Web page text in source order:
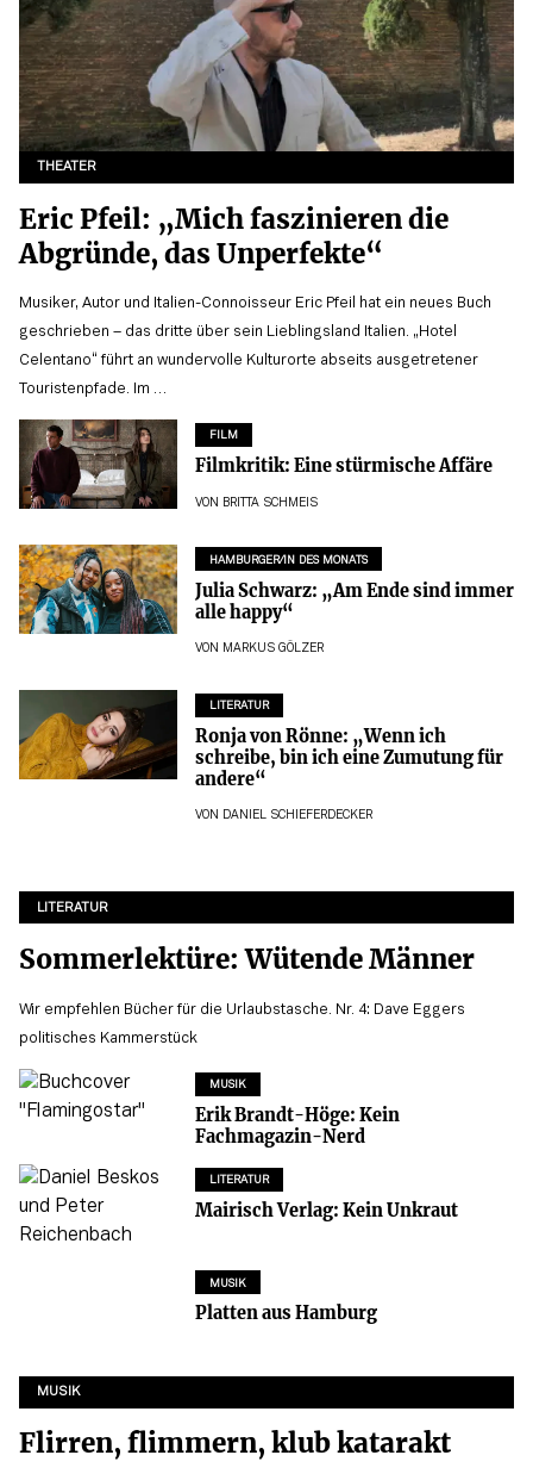
THEATER
Eric Pfeil: „Mich faszinieren die
Abgründe, das Unperfekte“
Musiker, Autor und Italien-Connoisseur Eric Pfeil hat ein neues Buch
geschrieben – das dritte über sein Lieblingsland Italien. „Hotel
Celentano“ führt an wundervolle Kulturorte abseits ausgetretener
Touristenpfade. Im …
FILM
Filmkritik: Eine stürmische Affäre
VON BRITTA SCHMEIS
HAMBURGER/IN DES MONATS
Julia Schwarz: „Am Ende sind immer
alle happy“
VON MARKUS GÖLZER
LITERATUR
Ronja von Rönne: „Wenn ich
schreibe, bin ich eine Zumutung für
andere“
VON DANIEL SCHIEFERDECKER
LITERATUR
Sommerlektüre: Wütende Männer
Wir empfehlen Bücher für die Urlaubstasche. Nr. 4: Dave Eggers
politisches Kammerstück
MUSIK
Erik Brandt-Höge: Kein
Fachmagazin-Nerd
LITERATUR
Mairisch Verlag: Kein Unkraut
MUSIK
Platten aus Hamburg
MUSIK
Flirren, flimmern, klub katarakt